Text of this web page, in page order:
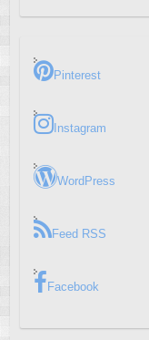
Pinterest
Instagram
WordPress
Feed RSS
Facebook